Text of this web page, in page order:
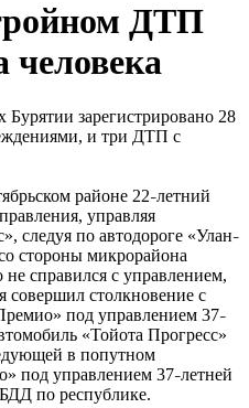
ДТП
человека
зарегистрировано 28
и три ДТП с
районе 22–летний
управляя
следуя по автодороге «Улан–
стороны микрорайона
справился с управлением,
совершил столкновение с
под управлением 37–
«Тойота Прогресс»
в попутном
под управлением 37–летней
по республике.